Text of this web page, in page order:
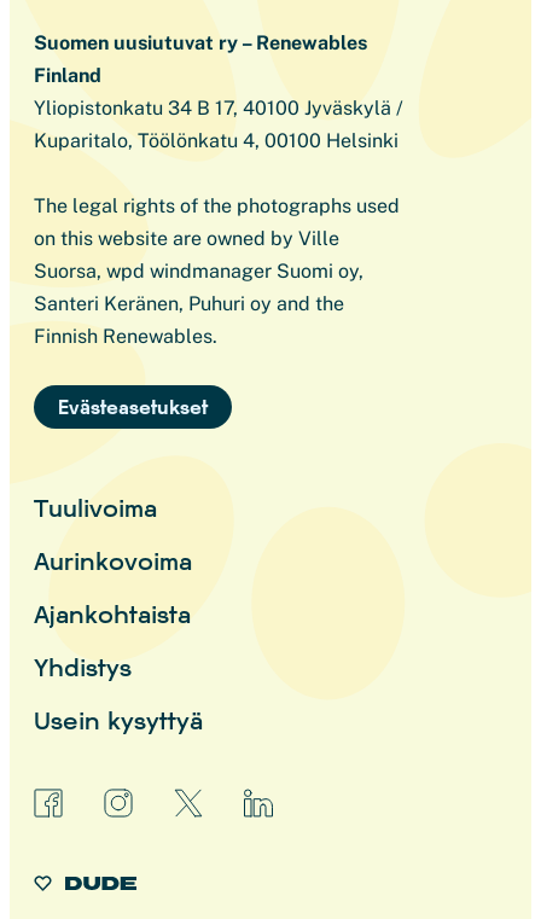
Suomen uusiutuvat ry – Renewables
Finland
Yliopistonkatu 34 B 17, 40100 Jyväskylä /
Kuparitalo, Töölönkatu 4, 00100 Helsinki
The legal rights of the photographs used
on this website are owned by Ville
Suorsa, wpd windmanager Suomi oy,
Santeri Keränen, Puhuri oy and the
Finnish Renewables.
Evästeasetukset
Tuulivoima
Aurinkovoima
Ajankohtaista
Yhdistys
Usein kysyttyä
facebookinstagram linkedin